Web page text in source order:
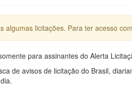
algumas licitações. Para ter acesso
para assinantes do Alerta
de avisos de licitação do Brasil,